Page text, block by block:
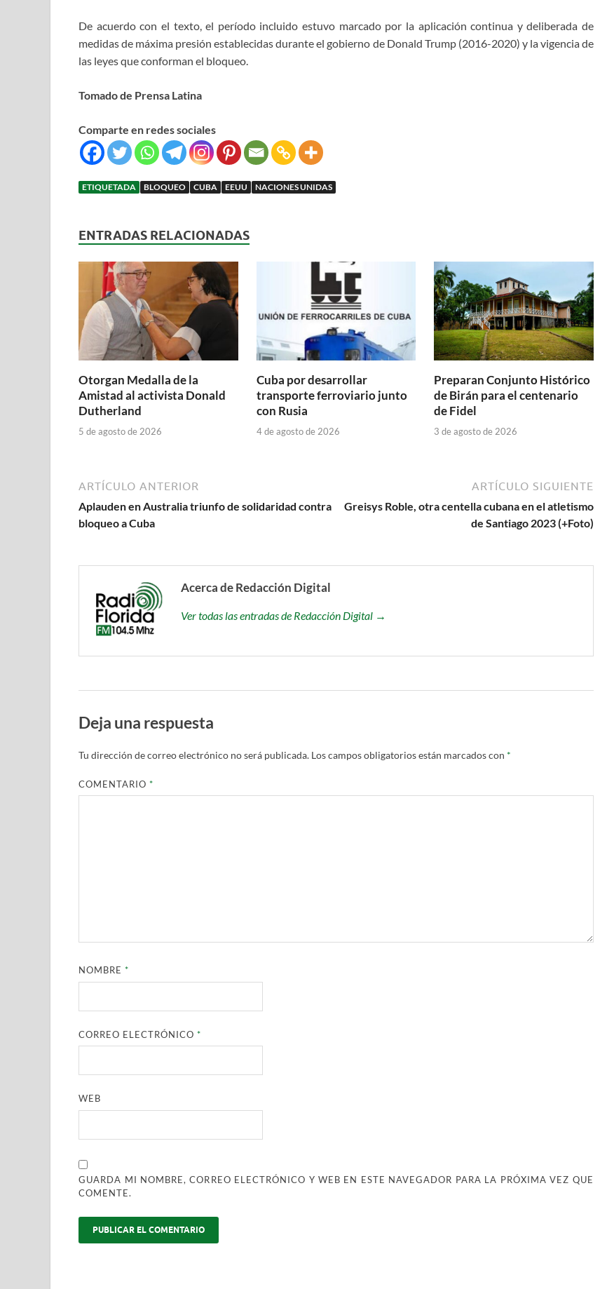
De acuerdo con el texto, el período incluido estuvo marcado por la aplicación continua y deliberada de
medidas de máxima presión establecidas durante el gobierno de Donald Trump (2016-2020) y la vigencia de
las leyes que conforman el bloqueo.
Tomado de Prensa Latina
Comparte en redes sociales
ETIQUETADA BLOQUEO CUBA EEUU NACIONES UNIDAS
ENTRADAS RELACIONADAS
Otorgan Medalla de la
Amistad al activista Donald
Dutherland
5 de agosto de 2026
Cuba por desarrollar
transporte ferroviario junto
con Rusia
4 de agosto de 2026
Preparan Conjunto Histórico
de Birán para el centenario
de Fidel
3 de agosto de 2026
ARTÍCULO ANTERIOR
Aplauden en Australia triunfo de solidaridad contra
bloqueo a Cuba
ARTÍCULO SIGUIENTE
Greisys Roble, otra centella cubana en el atletismo
de Santiago 2023 (+Foto)
Acerca de Redacción Digital
Ver todas las entradas de Redacción Digital →
Deja una respuesta
Tu dirección de correo electrónico no será publicada. Los campos obligatorios están marcados con *
COMENTARIO*
NOMBRE*
CORREO ELECTRÓNICO*
WEB
GUARDA MI NOMBRE, CORREO ELECTRÓNICO Y WEB EN ESTE NAVEGADOR PARA LA PRÓXIMA VEZ QUE
COMENTE.